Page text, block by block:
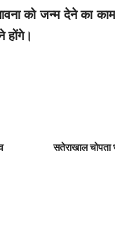
को जन्म देने का
होंगे।
सतेराखाल चोपता